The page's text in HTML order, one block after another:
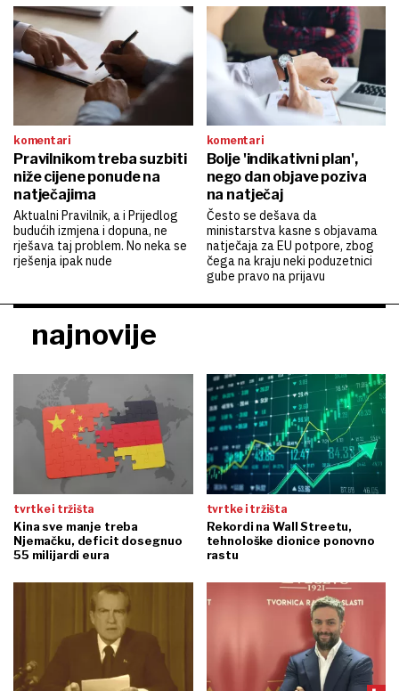
komentari
Pravilnikom treba suzbiti
niže cijene ponude na
natječajima
Aktualni Pravilnik, a i Prijedlog
budućih izmjena i dopuna, ne
rješava taj problem. No neka se
rješenja ipak nude
komentari
Bolje 'indikativni plan',
nego dan objave poziva
na natječaj
Često se dešava da
ministarstva kasne s objavama
natječaja za EU potpore, zbog
čega na kraju neki poduzetnici
gube pravo na prijavu
najnovije
tvrtke i tržišta
Kina sve manje treba
Njemačku, deficit dosegnuo
55 milijardi eura
tvrtke i tržišta
Rekordi na Wall Streetu,
tehnološke dionice ponovno
rastu